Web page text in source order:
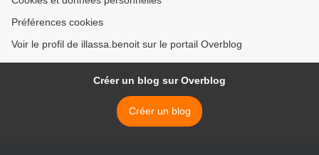
Préférences cookies
Voir le profil de illassa.benoit sur le portail Overblog
Créer un blog sur Overblog
Créer un blog